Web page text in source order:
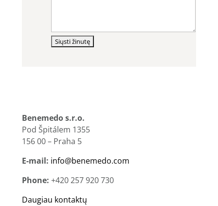
Benemedo s.r.o.
Pod Špitálem 1355
156 00 – Praha 5
E-mail: info@benemedo.com
Phone: +420 257 920 730
Daugiau kontaktų